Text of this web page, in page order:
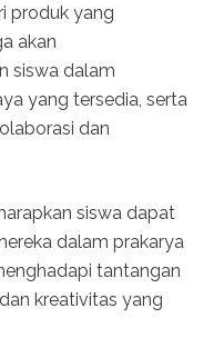
produk yang
akan
siswa dalam
yang tersedia, serta
dan
siswa dapat
dalam prakarya
tantangan
kreativitas yang